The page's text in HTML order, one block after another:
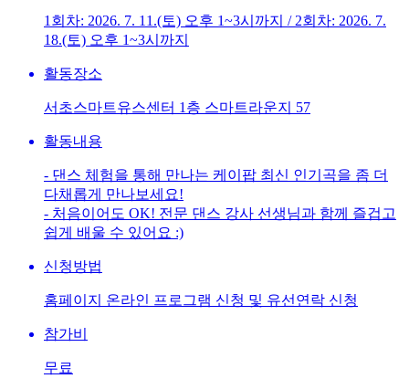
1회차: 2026. 7. 11.(토) 오후 1~3시까지 / 2회차: 2026. 7.
18.(토) 오후 1~3시까지
활동장소
서초스마트유스센터 1층 스마트라운지 57
활동내용
- 댄스 체험을 통해 만나는 케이팝 최신 인기곡을 좀 더
다채롭게 만나보세요!
- 처음이어도 OK! 전문 댄스 강사 선생님과 함께 즐겁고
쉽게 배울 수 있어요 :)
신청방법
홈페이지 온라인 프로그램 신청 및 유선연락 신청
참가비
무료